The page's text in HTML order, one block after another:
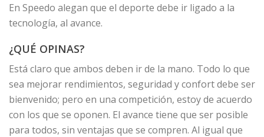
En Speedo alegan que el deporte debe ir ligado a la
tecnología, al avance.
¿QUÉ OPINAS?
Está claro que ambos deben ir de la mano. Todo lo que
sea mejorar rendimientos, seguridad y confort debe ser
bienvenido; pero en una competición, estoy de acuerdo
con los que se oponen. El avance tiene que ser posible
para todos, sin ventajas que se compren. Al igual que